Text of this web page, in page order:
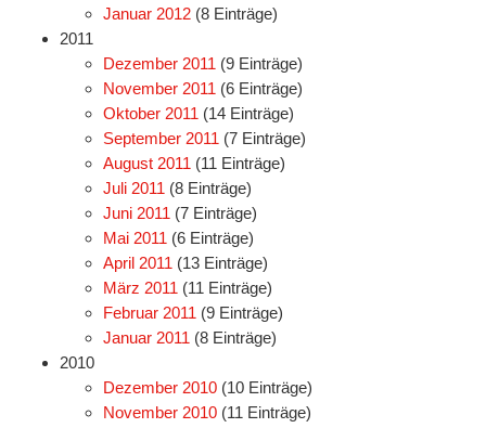
Januar 2012 (8 Einträge)
2011
Dezember 2011 (9 Einträge)
November 2011 (6 Einträge)
Oktober 2011 (14 Einträge)
September 2011 (7 Einträge)
August 2011 (11 Einträge)
Juli 2011 (8 Einträge)
Juni 2011 (7 Einträge)
Mai 2011 (6 Einträge)
April 2011 (13 Einträge)
März 2011 (11 Einträge)
Februar 2011 (9 Einträge)
Januar 2011 (8 Einträge)
2010
Dezember 2010 (10 Einträge)
November 2010 (11 Einträge)